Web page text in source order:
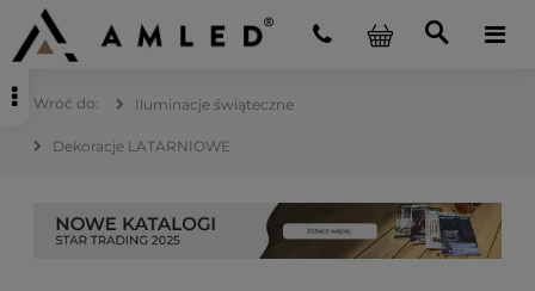
Iluminacje świąteczne
Dekoracje LATARNIOWE